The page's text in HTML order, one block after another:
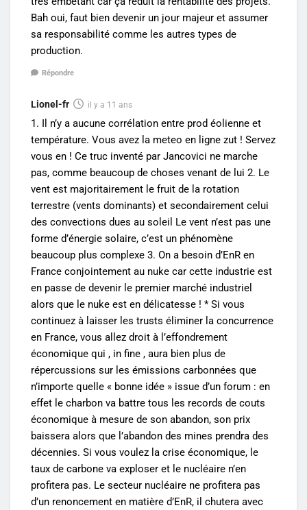
Bah oui, faut bien devenir un jour majeur et assumer
sa responsabilité comme les autres types de
production.
Répondre
Lionel-fr il y a 11 ans
1. Il n’y a aucune corrélation entre prod éolienne et
température. Vous avez la meteo en ligne zut ! Servez
vous en ! Ce truc inventé par Jancovici ne marche
pas, comme beaucoup de choses venant de lui 2. Le
vent est majoritairement le fruit de la rotation
terrestre (vents dominants) et secondairement celui
des convections dues au soleil Le vent n’est pas une
forme d’énergie solaire, c’est un phénomène
beaucoup plus complexe 3. On a besoin d’EnR en
France conjointement au nuke car cette industrie est
en passe de devenir le premier marché industriel
alors que le nuke est en délicatesse ! * Si vous
continuez à laisser les trusts éliminer la concurrence
en France, vous allez droit à l’effondrement
économique qui , in fine , aura bien plus de
répercussions sur les émissions carbonnées que
n’importe quelle « bonne idée » issue d’un forum : en
effet le charbon va battre tous les records de couts
économique à mesure de son abandon, son prix
baissera alors que l’abandon des mines prendra des
décennies. Si vous voulez la crise économique, le
taux de carbone va exploser et le nucléaire n’en
profitera pas. Le secteur nucléaire ne profitera pas
d’un renoncement en matière d’EnR, il chutera avec